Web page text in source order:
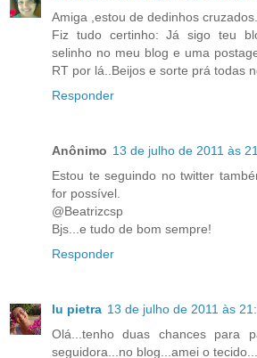
Amiga ,estou de dedinhos
Fiz tudo certinho: Já sigo teu
selinho no meu blog e uma
RT por lá..Beijos e sorte prá todas
Responder
Anônimo 13 de julho de 2011 às
Estou te seguindo no twitter
for possível.
@Beatrizcsp
Bjs...e tudo de bom sempre!
Responder
lu pietra 13 de julho de 2011 às
Olá...tenho duas chances para
seguidora...no blog...amei o